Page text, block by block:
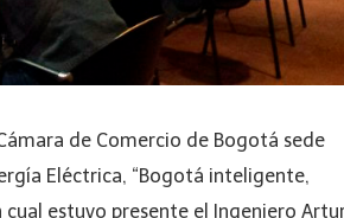
de Comercio de Bogotá sede
Eléctrica, “Bogotá inteligente,
estuvo presente el Ingeniero